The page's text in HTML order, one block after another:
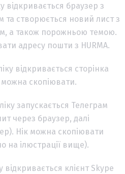
відкривається браузер з
та створюється новий лист з
а також порожньою темою.
адресу пошти з HURMA.
відкривається сторінка
можна скопіювати.
запускається Телеграм
через браузер, далі
Нік можна скопіювати
на ілюстрації вище).
відкривається клієнт Skype